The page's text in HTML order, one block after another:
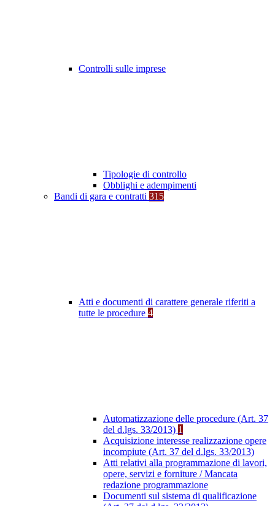
Controlli sulle imprese
Tipologie di controllo
Obblighi e adempimenti
Bandi di gara e contratti 315
Atti e documenti di carattere generale riferiti a
tutte le procedure 4
Automatizzazione delle procedure (Art. 37
del d.lgs. 33/2013) 1
Acquisizione interesse realizzazione opere
incompiute (Art. 37 del d.lgs. 33/2013)
Atti relativi alla programmazione di lavori,
opere, servizi e forniture / Mancata
redazione programmazione
Documenti sul sistema di qualificazione